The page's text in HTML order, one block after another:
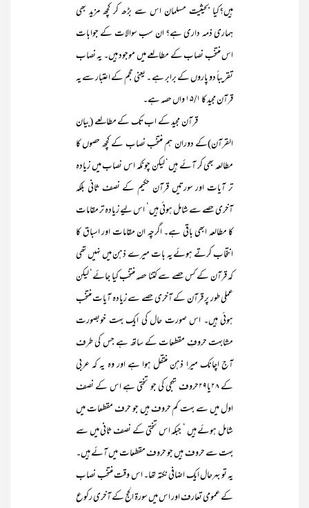
ہیں؟کیا بحیثیت مسلمان اس سے بڑھ کر کچھ مزید بھی
ہماری ذمہ داری ہے؟ ان سب سوالات کے جوابات
اس منتخب نصاب کے مطالعے میں موجود ہیں۔ یہ نصاب
تقریباً دو پاروں کے برابر ہے ۔ یعنی حجم کے اعتبار سے یہ
قرآن مجید کا ۱۵/۱ واں حصہ ہے۔
قرآن مجید کے اب تک کے مطالعے (بیان
القرآن)کے دوران ہم منتخب نصاب کے کچھ حصوں کا
مطالعہ بھی کر آئے ہیں‘ لیکن چونکہ اس نصاب میں زیادہ
تر آیات اور سورتیں قرآن حکیم کے نصف ثانی بلکہ
آخری حصے سے شامل ہوئی ہیں‘ اس لیے زیادہ تر مقامات
کا مطالعہ ابھی باقی ہے۔ اگرچہ ان مقامات اور اسباق کا
انتخاب کرتے ہوئے یہ بات میرے ذہن میں نہیں تھی
کہ قرآن کے کس حصے سے کتنا حصہ منتخب کیا جائے‘ لیکن
عملی طور پر قرآن کے آخری حصے سے زیادہ آیات منتخب
ہوئی ہیں۔ اس صورت حال کی ایک بہت خوبصورت
مشابہت حروفِ مقطعات کے ساتھ ہے جس کی طرف
آج اچانک میرا ذہن منتقل ہوا ہے اور وہ یہ کہ عربی
کے ۲۸یا۲۹حروف تہجی کی جو تختی ہے اس کے نصف
اول میں سے بہت کم حروف ہیں جو حرف مقطعات میں
شامل ہوئے ہیں ‘ جبکہ اس تختی کے نصف ثانی میں سے
بہت سے حروف ہیں جو حروف مقطعات میں آئے ہیں۔
یہ تو بہرحال ایک اضافی نکتہ تھا۔ اس وقت منتخب نصاب
کے عمومی تعارف اور اس میں سورۃ الحج کے آخری رکوع